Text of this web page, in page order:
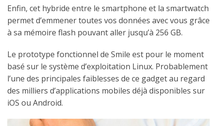
Enfin, cet hybride entre le smartphone et la smartwatch
permet d’emmener toutes vos données avec vous grâce
à sa mémoire flash pouvant aller jusqu’à 256 GB.
Le prototype fonctionnel de Smile est pour le moment
basé sur le système d’exploitation Linux. Probablement
l’une des principales faiblesses de ce gadget au regard
des milliers d’applications mobiles déjà disponibles sur
iOS ou Android.